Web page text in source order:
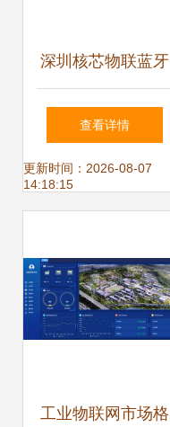
深圳核芯物联蓝牙
AOA Plus高精度融
合定位产品亮相泰
作研讨会，引领物
联网技术新篇章
查看详情
更新时间：2026-08-07
14:18:15
工业物联网市场格